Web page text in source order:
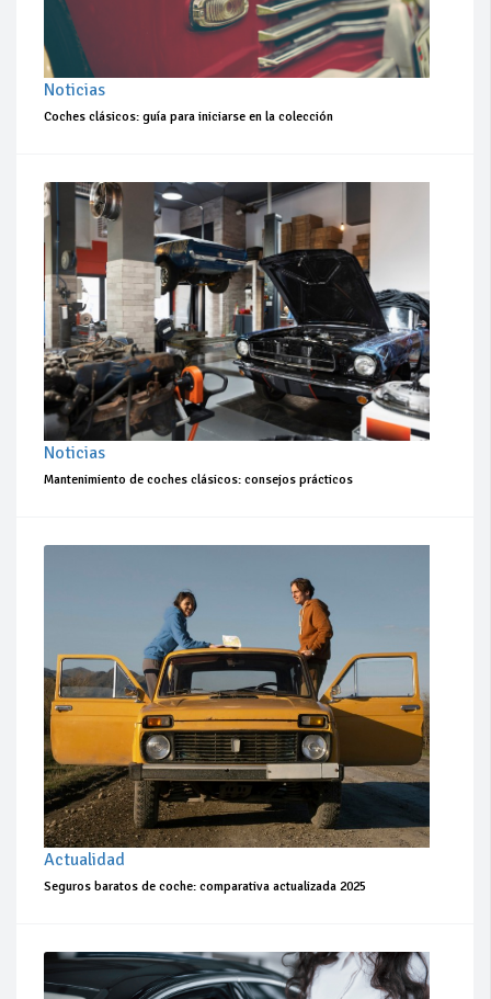
Noticias
Coches clásicos: guía para iniciarse en la colección
Noticias
Mantenimiento de coches clásicos: consejos prácticos
Actualidad
Seguros baratos de coche: comparativa actualizada 2025